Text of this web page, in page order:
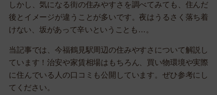
しかし、気になる街の住みやすさを調べてみても、住んだ
後とイメージが違うことが多いです。夜はうるさく落ち着
けない、坂があって辛いということも…。
当記事では、今福鶴見駅周辺の住みやすさについて解説し
ています！治安や家賃相場はもちろん、買い物環境や実際
に住んでいる人の口コミも公開しています。ぜひ参考にし
てください。